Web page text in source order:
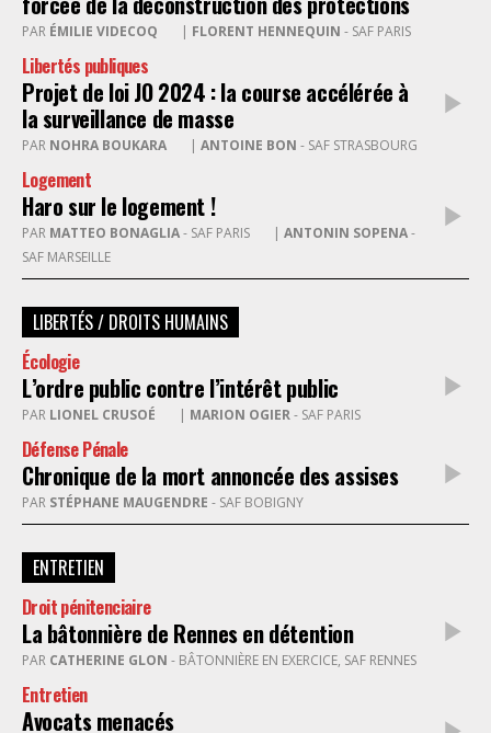
PAR ÉMILIE VIDECOQ | FLORENT HENNEQUIN - SAF PARIS
Libertés publiques
Projet de loi JO 2024 : la course accélérée à
la surveillance de masse
PAR NOHRA BOUKARA | ANTOINE BON - SAF STRASBOURG
Logement
Haro sur le logement !
PAR MATTEO BONAGLIA- SAF PARIS | ANTONIN SOPENA
SAF MARSEILLE
LIBERTÉS / DROITS HUMAINS
Écologie
L’ordre public contre l’intérêt public
PAR LIONEL CRUSOÉ | MARION OGIER- SAF PARIS
Défense Pénale
Chronique de la mort annoncée des assises
PAR STÉPHANE MAUGENDRE - SAF BOBIGNY
ENTRETIEN
Droit pénitenciaire
La bâtonnière de Rennes en détention
PAR CATHERINE GLON - BÂTONNIÈRE EN EXERCICE, SAF RENNES
Entretien
Avocats menacés